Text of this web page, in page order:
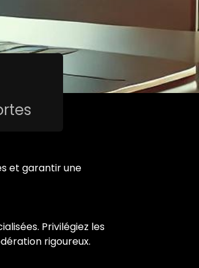
et garantir une
Privilégiez les
rigoureux.